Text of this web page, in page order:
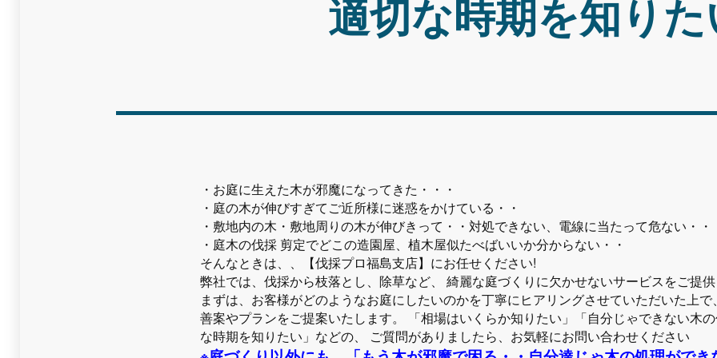
適切な時期を知り
・お庭に生えた木が邪魔になってきた・・・
・庭の木が伸びすぎてご近所様に迷惑をかけている・・
・敷地内の木・敷地周りの木が伸びきって・・対処できない、電線に当たって危ない・・
・庭木の伐採 剪定でどこの造園屋、植木屋似たべばいいか分からない・・
そんなときは、、【伐採プロ福島支店】にお任せください!
弊社では、伐採から枝落とし、除草など、 綺麗な庭づくりに欠かせないサービスをご提
まずは、お客様がどのようなお庭にしたいのかを丁寧にヒアリングさせていただいた上
善案やプランをご提案いたします。 「相場はいくらか知りたい」「自分じゃできない木
な時期を知りたい」などの、 ご質問がありましたら、お気軽にお問い合わせください